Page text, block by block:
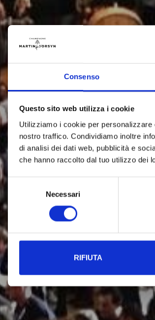
Consenso
Questo sito web utilizza i cookie
Utilizziamo i cookie per
nostro traffico. Condividiamo inoltre
di analisi dei dati web, pubblicità e
che hanno raccolto dal tuo utilizzo dei
consenso
Necessari
RIFIUTA